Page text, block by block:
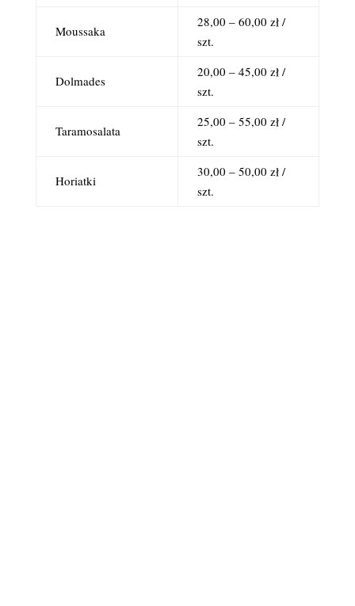
Moussaka
28,00 – 60,00 zł /
szt.
Dolmades
20,00 – 45,00 zł /
szt.
Taramosalata
25,00 – 55,00 zł /
szt.
Horiatki
30,00 – 50,00 zł /
szt.